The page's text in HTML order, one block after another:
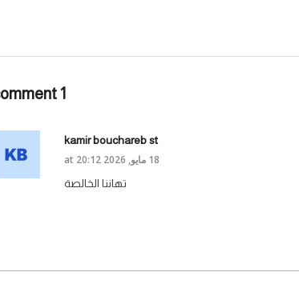
1 comment
kamir bouchareb st
18 مايو, 2026 at 20:12
تهاننا الخالصة